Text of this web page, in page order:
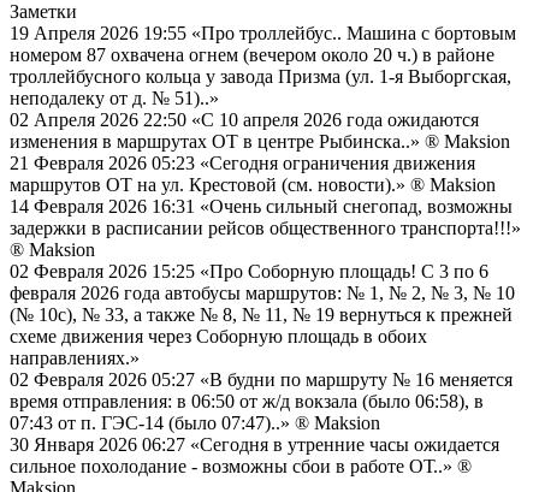
Заметки
19 Апреля 2026 19:55 «Про троллейбус.. Машина с бортовым
номером 87 охвачена огнем (вечером около 20 ч.) в районе
троллейбусного кольца у завода Призма (ул. 1-я Выборгская,
неподалеку от д. № 51)..»
02 Апреля 2026 22:50 «С 10 апреля 2026 года ожидаются
изменения в маршрутах ОТ в центре Рыбинска..» ® Maksion
21 Февраля 2026 05:23 «Сегодня ограничения движения
маршрутов ОТ на ул. Крестовой (см. новости).» ® Maksion
14 Февраля 2026 16:31 «Очень сильный снегопад, возможны
задержки в расписании рейсов общественного транспорта!!!»
® Maksion
02 Февраля 2026 15:25 «Про Соборную площадь! С 3 по 6
февраля 2026 года автобусы маршрутов: № 1, № 2, № 3, № 10
(№ 10с), № 33, а также № 8, № 11, № 19 вернуться к прежней
схеме движения через Соборную площадь в обоих
направлениях.»
02 Февраля 2026 05:27 «В будни по маршруту № 16 меняется
время отправления: в 06:50 от ж/д вокзала (было 06:58), в
07:43 от п. ГЭС-14 (было 07:47)..» ® Maksion
30 Января 2026 06:27 «Сегодня в утренние часы ожидается
сильное похолодание - возможны сбои в работе ОТ..» ®